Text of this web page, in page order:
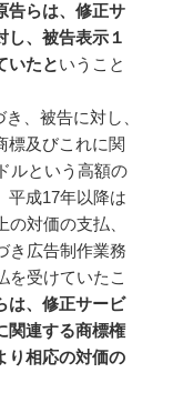
告らは、修正サ
し、被告表示１
いたということ
、被告に対し、
標及びこれに関
ルという高額の
平成17年以降は
対価の支払、
き広告制作業務
を受けていたこ
は、修正サービ
関連する商標権
り相応の対価の